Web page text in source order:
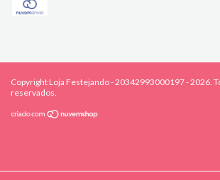
Copyright Loja Festejando - 20342993000197 - 2026.
reservados.